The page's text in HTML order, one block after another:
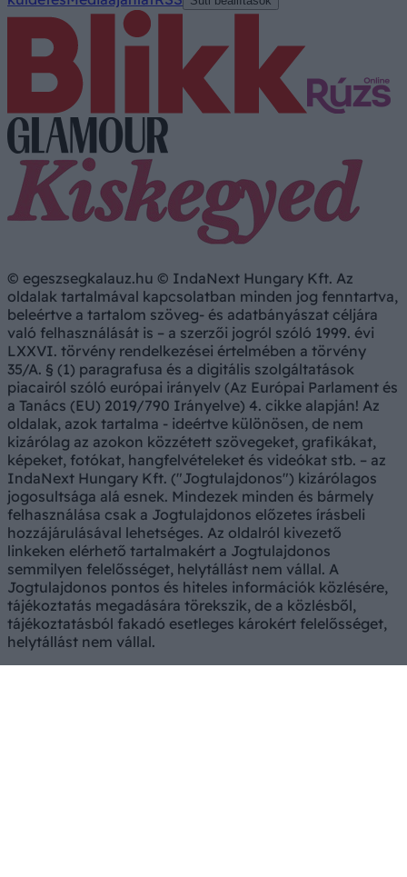
© egeszsegkalauz.hu © IndaNext Hungary Kft. Az
oldalak tartalmával kapcsolatban minden jog fenntartva,
beleértve a tartalom szöveg- és adatbányászat céljára
való felhasználását is – a szerzői jogról szóló 1999. évi
LXXVI. törvény rendelkezései értelmében a törvény
35/A. § (1) paragrafusa és a digitális szolgáltatások
piacairól szóló európai irányelv (Az Európai Parlament és
a Tanács (EU) 2019/790 Irányelve) 4. cikke alapján! Az
oldalak, azok tartalma - ideértve különösen, de nem
kizárólag az azokon közzétett szövegeket, grafikákat,
képeket, fotókat, hangfelvételeket és videókat stb. – az
IndaNext Hungary Kft. ("Jogtulajdonos") kizárólagos
jogosultsága alá esnek. Mindezek minden és bármely
felhasználása csak a Jogtulajdonos előzetes írásbeli
hozzájárulásával lehetséges. Az oldalról kivezető
linkeken elérhető tartalmakért a Jogtulajdonos
semmilyen felelősséget, helytállást nem vállal. A
Jogtulajdonos pontos és hiteles információk közlésére,
tájékoztatás megadására törekszik, de a közlésből,
tájékoztatásból fakadó esetleges károkért felelősséget,
helytállást nem vállal.